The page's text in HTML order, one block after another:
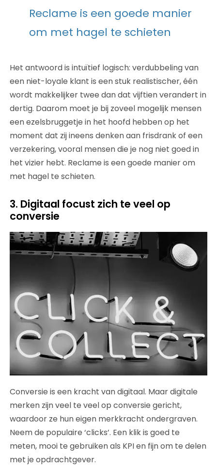
Reclame is een goede manier
om met hagel te schieten
Het antwoord is intuïtief logisch: verdubbeling van
een niet-loyale klant is een stuk realistischer, één
wordt makkelijker twee dan dat vijftien verandert in
dertig. Daarom moet je bij zoveel mogelijk mensen
een ezelsbruggetje in het hoofd hebben op het
moment dat zij ineens denken aan frisdrank of een
verzekering, vooral mensen die je nog niet goed in
het vizier hebt. Reclame is een goede manier om
met hagel te schieten.
3. Digitaal focust zich te veel op
conversie
Conversie is een kracht van digitaal. Maar digitale
merken zijn veel te veel op conversie gericht,
waardoor ze hun eigen merkkracht ondergraven.
Neem de populaire ‘clicks’. Een klik is goed te
meten, mooi te gebruiken als KPI en fijn om te delen
met je opdrachtgever.